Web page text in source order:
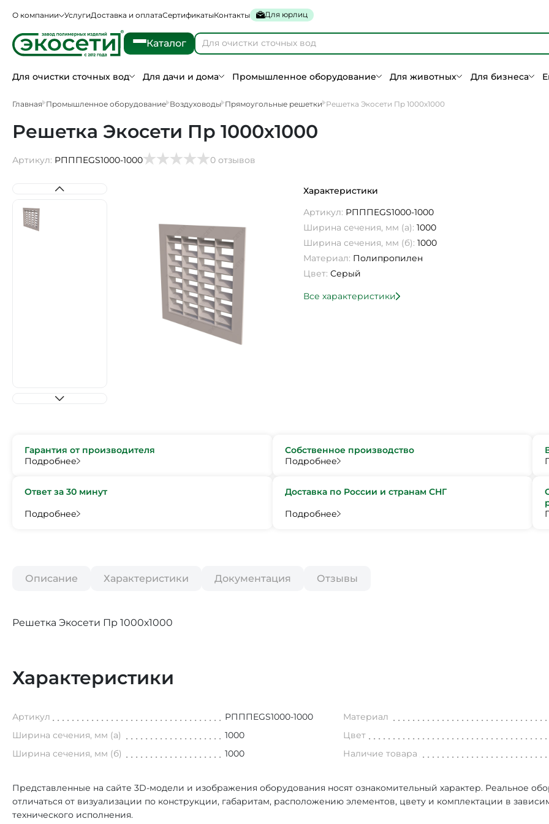
О компании УслугиДоставка и оплатаСертификатыКонтакты Для юрлиц
Каталог
Для очистки сточных вод Для дачи и дома Промышленное оборудование Для животных Для бизнеса
Главная Промышленное оборудование Воздуховоды Прямоугольные решетки Решетка Экосети Пр 1000х1000
Решетка Экосети Пр 1000х1000
Артикул: РПППEGS1000-1000 0 отзывов
Характеристики
Артикул: РПППEGS1000-1000
Ширина сечения, мм (а): 1000
Ширина сечения, мм (б): 1000
Материал: Полипропилен
Цвет: Серый
Все характеристики
Гарантия от производителя
Подробнее
Собственное производство
Подробнее
Ответ за 30 минут
Подробнее
Доставка по России и странам СНГ
Подробнее
Описание Характеристики Документация Отзывы
Решетка Экосети Пр 1000х1000
Характеристики
Артикул
РПППEGS1000-1000
Ширина сечения, мм (а)
1000
Ширина сечения, мм (б)
1000
Материал
Цвет
Наличие товара
Представленные на сайте 3D-модели и изображения оборудования носят ознакомительный характер. Реальное
отличаться от визуализации по конструкции, габаритам, расположению элементов, цвету и комплектации в
технического исполнения.